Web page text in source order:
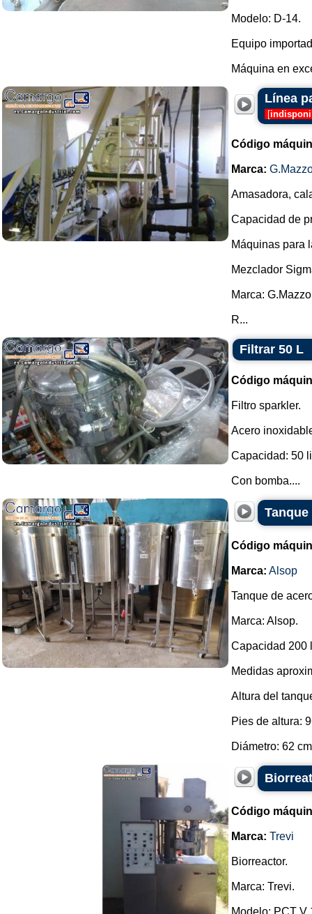
Modelo: D-14.
Equipo
Máquina en
Línea
[
Código
Marca:
Amasadora,
Capacidad de
Máquinas para
Mezclador
Marca:
R...
Filtrar 50 L
Código
Filtro sparkler.
Acero
Capacidad: 50
Con bomba....
Código
Marca: Alsop
Tanque de
Marca: Alsop.
Capacidad 200
Medidas
Altura del
Pies de altura:
Diámetro: 62
Código
Marca: Trevi
Biorreactor.
Marca: Trevi.
Modelo: PCT V